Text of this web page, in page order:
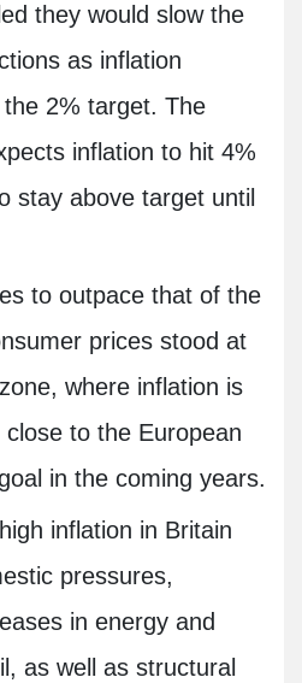
they would slow the
as inflation
2% target. The
inflation to hit 4%
stay above target until
to outpace that of the
prices stood at
where inflation is
to the European
in the coming years.
inflation in Britain
pressures,
in energy and
as well as structural